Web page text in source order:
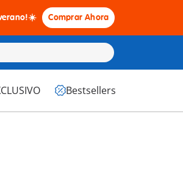
Comprar Ahora
Bestsellers